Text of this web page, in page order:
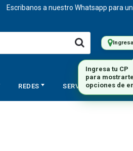
Escribanos a nuestro Whatsapp para un
REDES SERVICIOS